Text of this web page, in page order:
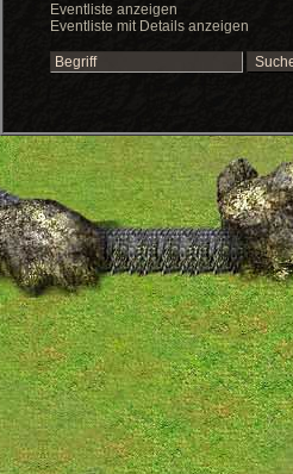
Eventliste anzeigen
Eventliste mit Details anzeigen